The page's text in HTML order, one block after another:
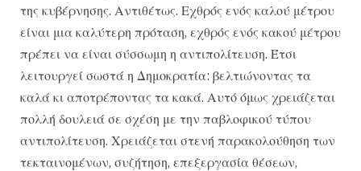
της κυβέρνησης. Αντιθέτως. Εχθρός ενός καλού μέτρου
είναι μια καλύτερη πρόταση, εχθρός ενός κακού μέτρου
πρέπει να είναι σύσσωμη η αντιπολίτευση. Έτσι
λειτουργεί σωστά η Δημοκρατία: βελτιώνοντας τα
καλά κι αποτρέποντας τα κακά. Αυτό όμως χρειάζεται
πολλή δουλειά σε σχέση με την παβλοφικού τύπου
αντιπολίτευση. Χρειάζεται στενή παρακολούθηση των
τεκταινομένων, συζήτηση, επεξεργασία θέσεων,